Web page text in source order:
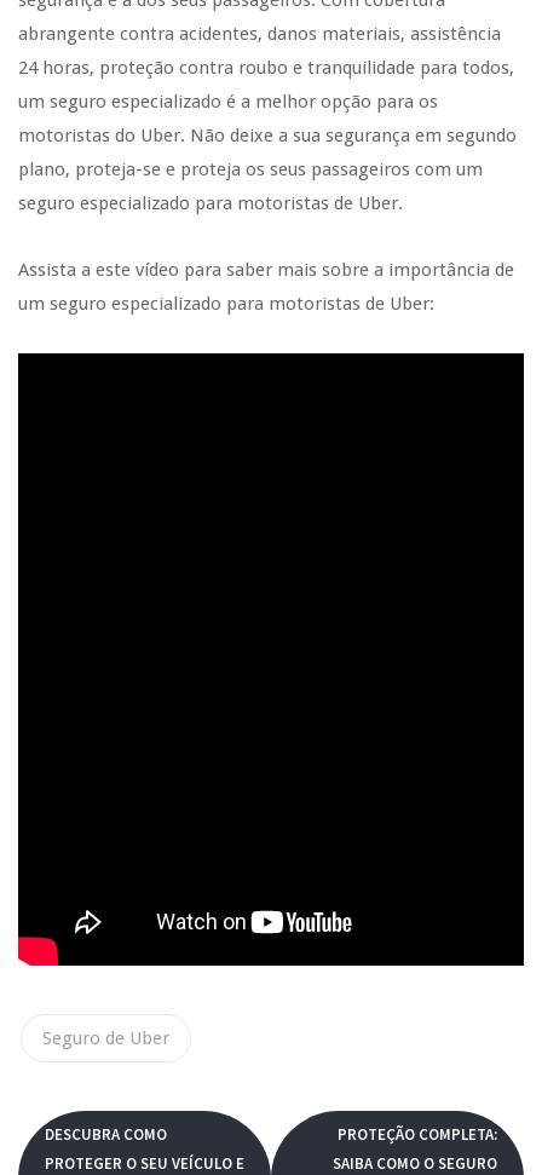
abrangente contra acidentes, danos materiais, assistência
24 horas, proteção contra roubo e tranquilidade para todos,
um seguro especializado é a melhor opção para os
motoristas do Uber. Não deixe a sua segurança em segundo
plano, proteja-se e proteja os seus passageiros com um
seguro especializado para motoristas de Uber.
Assista a este vídeo para saber mais sobre a importância de
um seguro especializado para motoristas de Uber:
Seguro de Uber
DESCUBRA COMO
PROTEGER O SEU VEÍCULO E
PROTEÇÃO COMPLETA:
SAIBA COMO O SEGURO